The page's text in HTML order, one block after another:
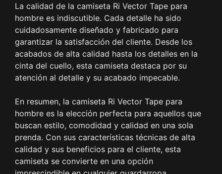
La calidad de la camiseta Ri Vector Tape para
hombre es indiscutible. Cada detalle ha sido
cuidadosamente diseñado y fabricado para
garantizar la satisfacción del cliente. Desde los
acabados de alta calidad hasta los detalles en la
cinta del cuello, esta camiseta destaca por su
atención al detalle y su acabado impecable.
En resumen, la camiseta Ri Vector Tape para
hombre es la elección perfecta para aquellos que
buscan estilo, comodidad y calidad en una sola
prenda. Con sus características técnicas de alta
calidad y sus beneficios para el cliente, esta
camiseta se convierte en una opción